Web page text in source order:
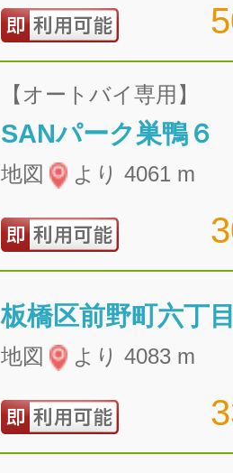
【オートバイ専用】
SANパーク巣鴨６
地図 より 4061 m
地図 より 4083 m